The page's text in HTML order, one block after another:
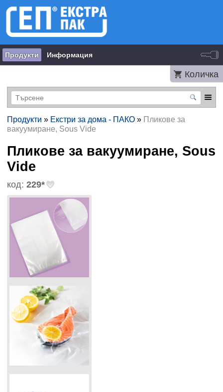
Продукти Информация
Количка
Продукти » Екстри за дома - ПАКО» Пликове за
вакуумиране, Sous Vide
Пликове за вакуумиране, Sous
Vide
код: 229*